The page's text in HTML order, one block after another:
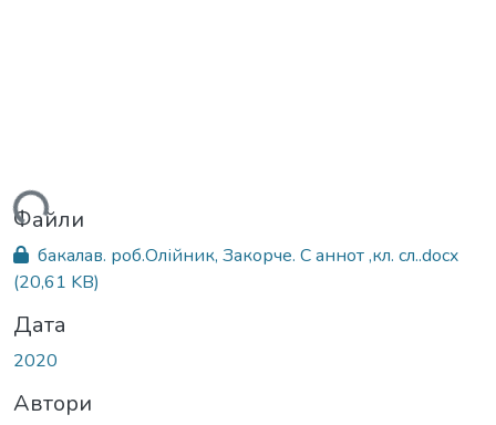
Файли
бакалав. роб.Олійник, Закорче. С аннот ,кл. сл..docx
(20,61 KB)
Дата
2020
Автори